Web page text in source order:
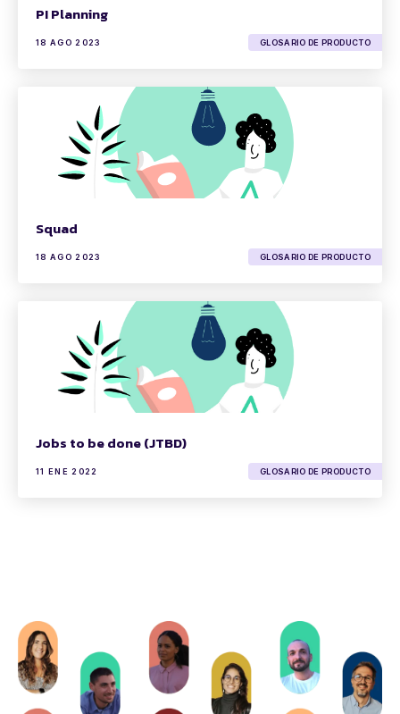
PI Planning
18 AGO 2023 GLOSARIO DE PRODUCTO
Squad
18 AGO 2023 GLOSARIO DE PRODUCTO
Jobs to be done (JTBD)
11 ENE 2022 GLOSARIO DE PRODUCTO